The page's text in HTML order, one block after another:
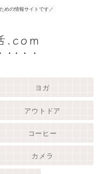
めの情報サイトです／
.com
ヨガ
アウトドア
コーヒー
カメラ